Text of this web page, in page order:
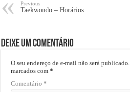
Previous
Taekwondo – Horários
Deixe um comentário
O seu endereço de e-mail não será publicado.
marcados com*
Comentário*